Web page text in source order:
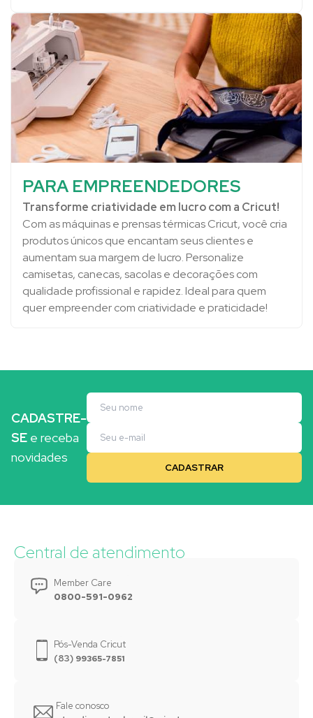
PARA EMPREENDEDORES
Transforme criatividade em lucro com a Cricut!
Com as máquinas e prensas térmicas Cricut, você cria
produtos únicos que encantam seus clientes e
aumentam sua margem de lucro. Personalize
camisetas, canecas, sacolas e decorações com
qualidade profissional e rapidez. Ideal para quem
quer empreender com criatividade e praticidade!
CADASTRE-
SE e receba
novidades
Central de atendimento
Member Care
0800-591-0962
Pós-Venda Cricut
(83) 99365-7851
Fale conosco